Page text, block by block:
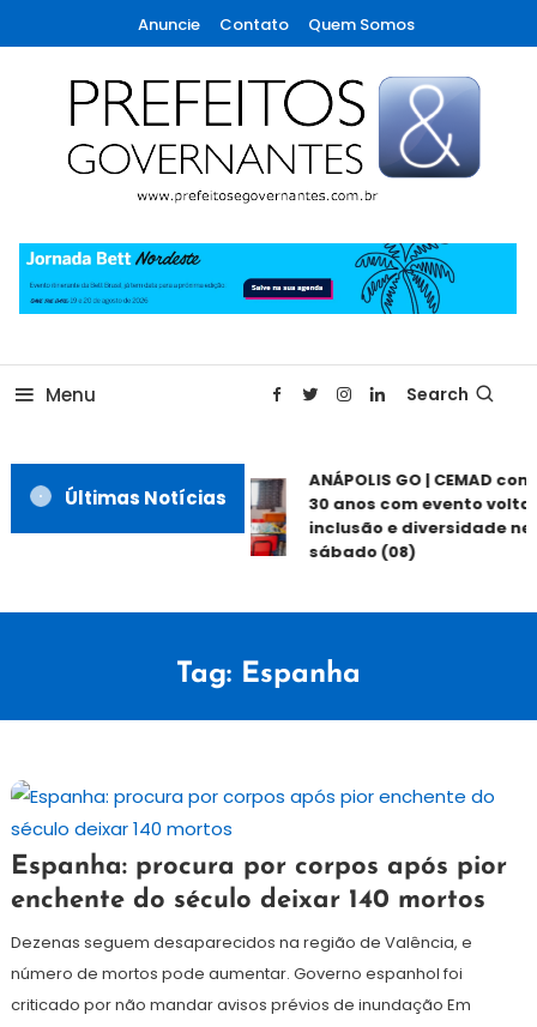
To
Content
Anuncie Contato Quem Somos
Prefeitos & Governantes
Menu Search
Últimas Notícias
ANÁPOLIS GO | CEMAD
30 anos com evento
inclusão e diversidade
sábado (08)
Tag: Espanha
2
novembro
de
Redação
Espanha: procura por corpos após pior
enchente do século deixar 140 mortos
Dezenas seguem desaparecidos na região de Valência, e
número de mortos pode aumentar. Governo espanhol foi
criticado por não mandar avisos prévios de inundação Em